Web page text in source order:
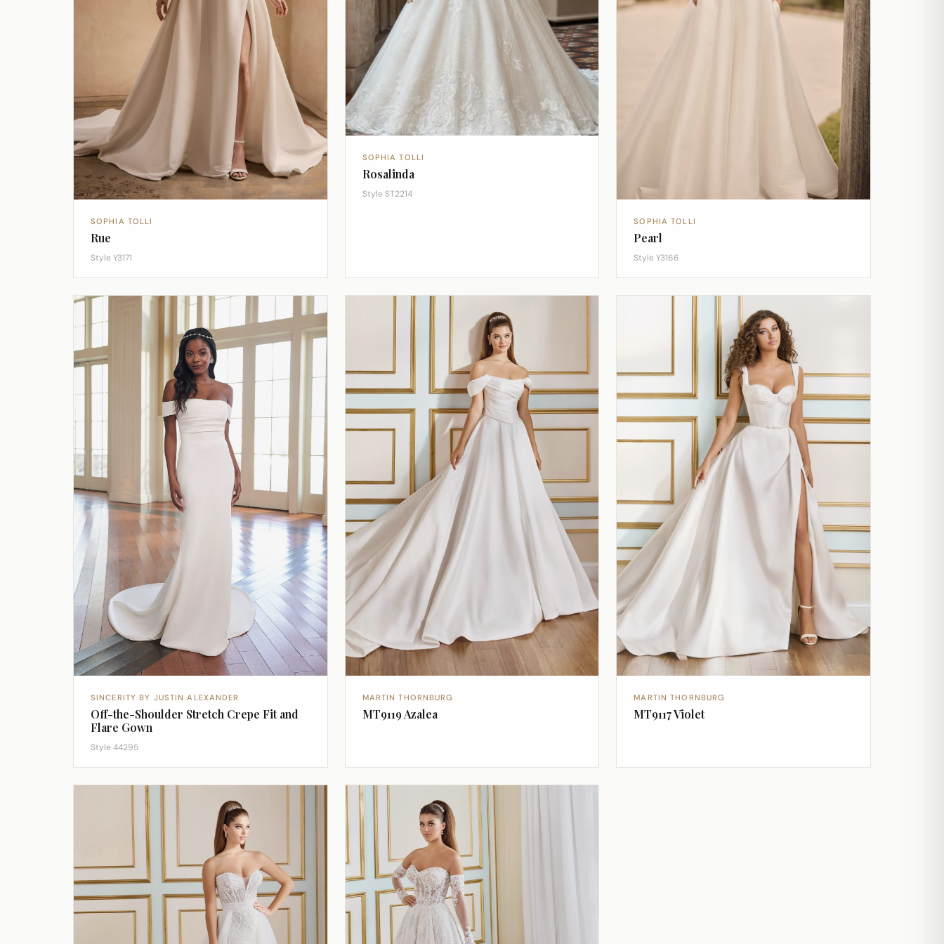
SOPHIA TOLLI
Rue
Style Y3171
SOPHIA TOLLI
Rosalinda
Style ST2214
SOPHIA TOLLI
Pearl
Style Y3166
SINCERITY BY JUSTIN ALEXANDER
Off-the-Shoulder Stretch Crepe Fit and
Flare Gown
Style 44295
MARTIN THORNBURG
MT9119 Azalea
MARTIN THORNBURG
MT9117 Violet